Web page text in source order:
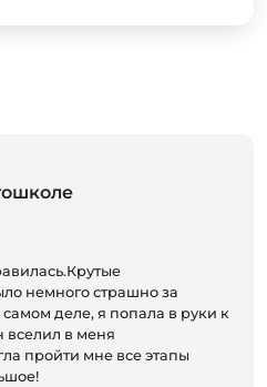
немного страшно за
деле, я попала в руки к
вселил в меня
пройти мне все этапы